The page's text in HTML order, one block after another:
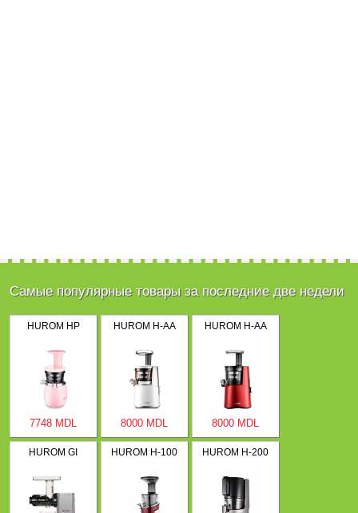
Самые популярные товары за последние две недели
HUROM HP
7748 MDL
HUROM H-AA
8000 MDL
HUROM H-AA
8000 MDL
HUROM GI HUROM H-100 HUROM H-200